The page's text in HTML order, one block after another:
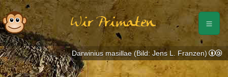
Wir Primaten
Darwinius masillae (Bild: Jens L. Franzen)